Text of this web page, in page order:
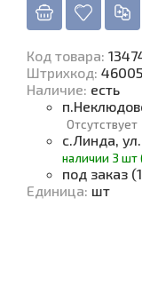
Код товара:
Штрихкод:
Наличие: есть
Отсутствует
с.Линда,
наличии 3 шт
под заказ
Единица: шт